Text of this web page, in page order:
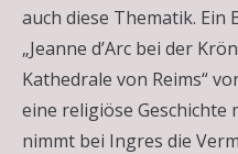
auch diese Thematik. Ein
„Jeanne d’Arc bei der
Kathedrale von Reims“
eine religiöse Geschichte
nimmt bei Ingres die